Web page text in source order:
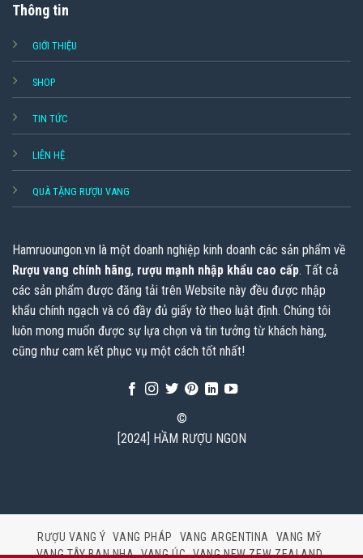
Thông tin
GIỚI THIỆU
SHOP
TIN TỨC
LIÊN HỆ
QUÀ TẶNG RƯỢU VANG
Hamruoungon.vn là một doanh nghiệp kinh doanh các sản phẩm về
Rượu vang chính hãng, rượu mạnh nhập khẩu cao cấp. Tất cả
các sản phẩm được đăng tải trên Website này đều được nhập
khẩu chính ngạch và có đầy đủ giấy tờ theo luật định. Chúng tôi
luôn mong muốn được sự lựa chọn và tin tưởng từ khách hàng,
cũng như cam kết phục vụ một cách tốt nhất!
©
[2024] HẦM RƯỢU NGON
RƯỢU VANG Ý VANG PHÁP VANG ARGENTINA
VANG MỸ
VANG TÂY BAN NHA VANG ÚC VANG NEW ZEW ZEALAND